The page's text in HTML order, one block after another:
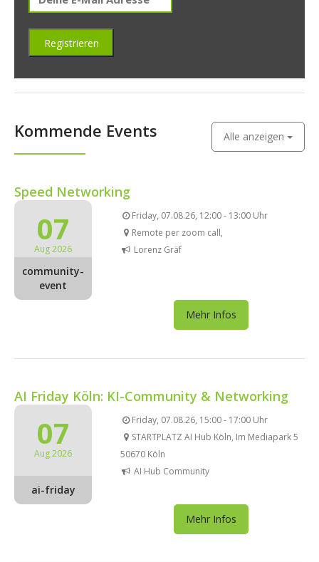
Kommende Events Alle anzeigen
Speed Networking
07
Aug 2026
community-
event
Friday, 07.08.26, 12:00 - 13:00 Uhr
Remote per zoom call,
Lorenz Gräf
Mehr Infos
AI Friday Köln: KI-Community & Networking
07
Aug 2026
ai-friday
Friday, 07.08.26, 15:00 - 17:00 Uhr
STARTPLATZ AI Hub Köln, Im Mediapark 5
50670 Köln
AI Hub Community
Mehr Infos